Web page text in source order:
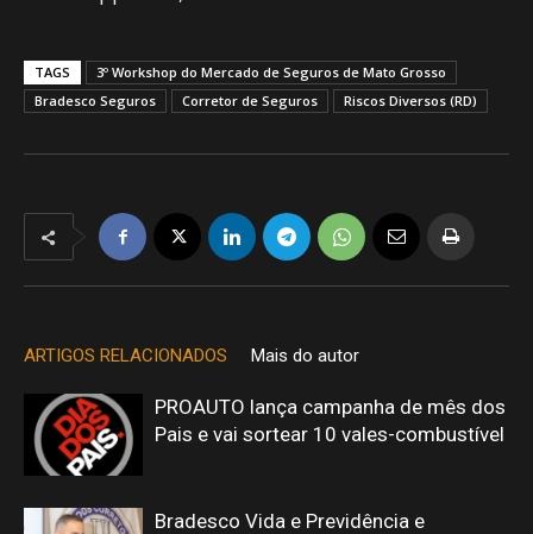
TAGS
3º Workshop do Mercado de Seguros de Mato Grosso
Bradesco Seguros
Corretor de Seguros Riscos Diversos (RD)
ARTIGOS RELACIONADOS Mais do autor
PROAUTO lança campanha de mês dos
Pais e vai sortear 10 vales-combustível
Bradesco Vida e Previdência e